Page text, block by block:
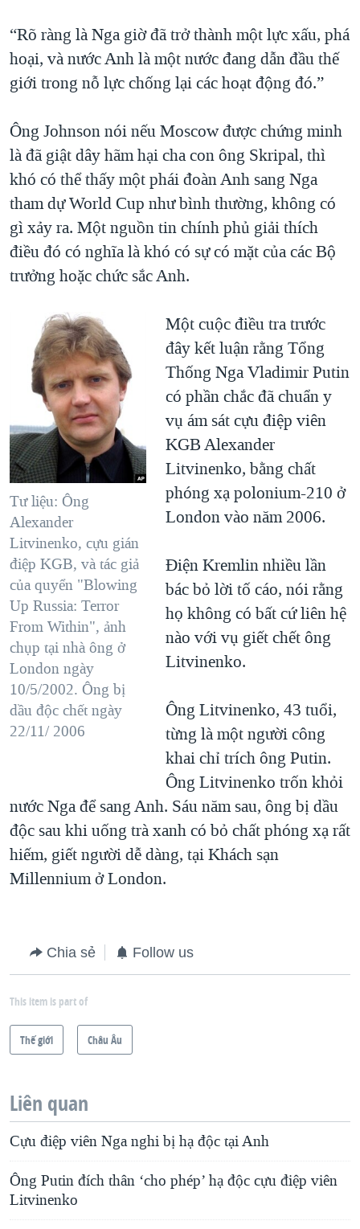
“Rõ ràng là Nga giờ đã trở thành một lực xấu, phá
hoại, và nước Anh là một nước đang dẫn đầu thế
giới trong nỗ lực chống lại các hoạt động đó.”
Ông Johnson nói nếu Moscow được chứng minh
là đã giật dây hãm hại cha con ông Skripal, thì
khó có thể thấy một phái đoàn Anh sang Nga
tham dự World Cup như bình thường, không có
gì xảy ra. Một nguồn tin chính phủ giải thích
điều đó có nghĩa là khó có sự có mặt của các Bộ
trưởng hoặc chức sắc Anh.
Tư liệu: Ông
Alexander
Litvinenko, cựu gián
điệp KGB, và tác giả
của quyển "Blowing
Up Russia: Terror
From Within", ảnh
chụp tại nhà ông ở
London ngày
10/5/2002. Ông bị
dầu độc chết ngày
22/11/ 2006
Một cuộc điều tra trước
đây kết luận rằng Tổng
Thống Nga Vladimir Putin
có phần chắc đã chuẩn y
vụ ám sát cựu điệp viên
KGB Alexander
Litvinenko, bằng chất
phóng xạ polonium-210 ở
London vào năm 2006.
Điện Kremlin nhiều lần
bác bỏ lời tố cáo, nói rằng
họ không có bất cứ liên hệ
nào với vụ giết chết ông
Litvinenko.
Ông Litvinenko, 43 tuổi,
từng là một người công
khai chỉ trích ông Putin.
Ông Litvinenko trốn khỏi
nước Nga để sang Anh. Sáu năm sau, ông bị dầu
độc sau khi uống trà xanh có bỏ chất phóng xạ rất
hiếm, giết người dễ dàng, tại Khách sạn
Millennium ở London.
Chia sẻ Follow us
This item is part of
Thế giới Châu Âu
Liên quan
Cựu điệp viên Nga nghi bị hạ độc tại Anh
Ông Putin đích thân ‘cho phép’ hạ độc cựu điệp viên
Litvinenko